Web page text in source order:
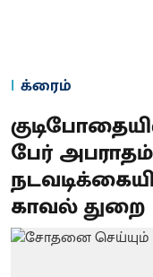
க்ரைம்
பேர்
காவல் துறை